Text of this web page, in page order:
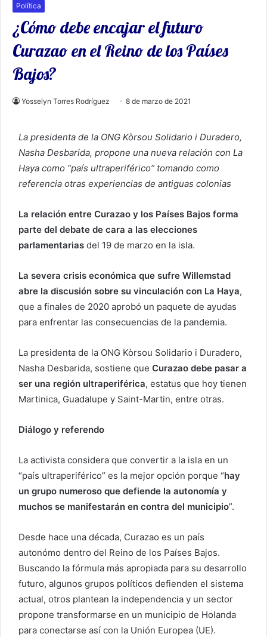
Política
¿Cómo debe encajar el futuro
Curazao en el Reino de los Países
Bajos?
Yosselyn Torres Rodríguez 8 de marzo de 2021
La presidenta de la ONG Kòrsou Solidario i Duradero,
Nasha Desbarida, propone una nueva relación con La
Haya como “país ultraperiférico” tomando como
referencia otras experiencias de antiguas colonias
La relación entre Curazao y los Países Bajos forma
parte del debate de cara a las elecciones
parlamentarias del 19 de marzo en la isla.
La severa crisis económica que sufre Willemstad
abre la discusión sobre su vinculación con La Haya,
que a finales de 2020 aprobó un paquete de ayudas
para enfrentar las consecuencias de la pandemia.
La presidenta de la ONG Kòrsou Solidario i Duradero,
Nasha Desbarida, sostiene que Curazao debe pasar a
ser una región ultraperiférica, estatus que hoy tienen
Martinica, Guadalupe y Saint-Martin, entre otras.
Diálogo y referendo
La activista considera que convertir a la isla en un
“país ultraperiférico” es la mejor opción porque “hay
un grupo numeroso que defiende la autonomía y
muchos se manifestarán en contra del municipio”.
Desde hace una década, Curazao es un país
autonómo dentro del Reino de los Países Bajos.
Buscando la fórmula más apropiada para su desarrollo
futuro, algunos grupos políticos defienden el sistema
actual, otros plantean la independencia y un sector
propone transformarse en un municipio de Holanda
para conectarse así con la Unión Europea (UE).